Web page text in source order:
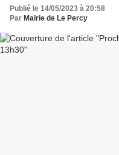
Publié le 14/05/2023 à 20:58
Par Mairie de Le Percy